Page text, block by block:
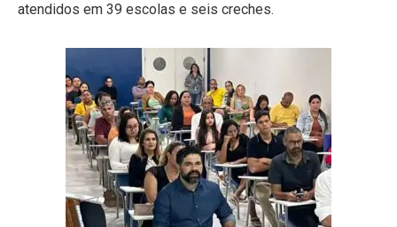
atendidos em 39 escolas e seis creches.